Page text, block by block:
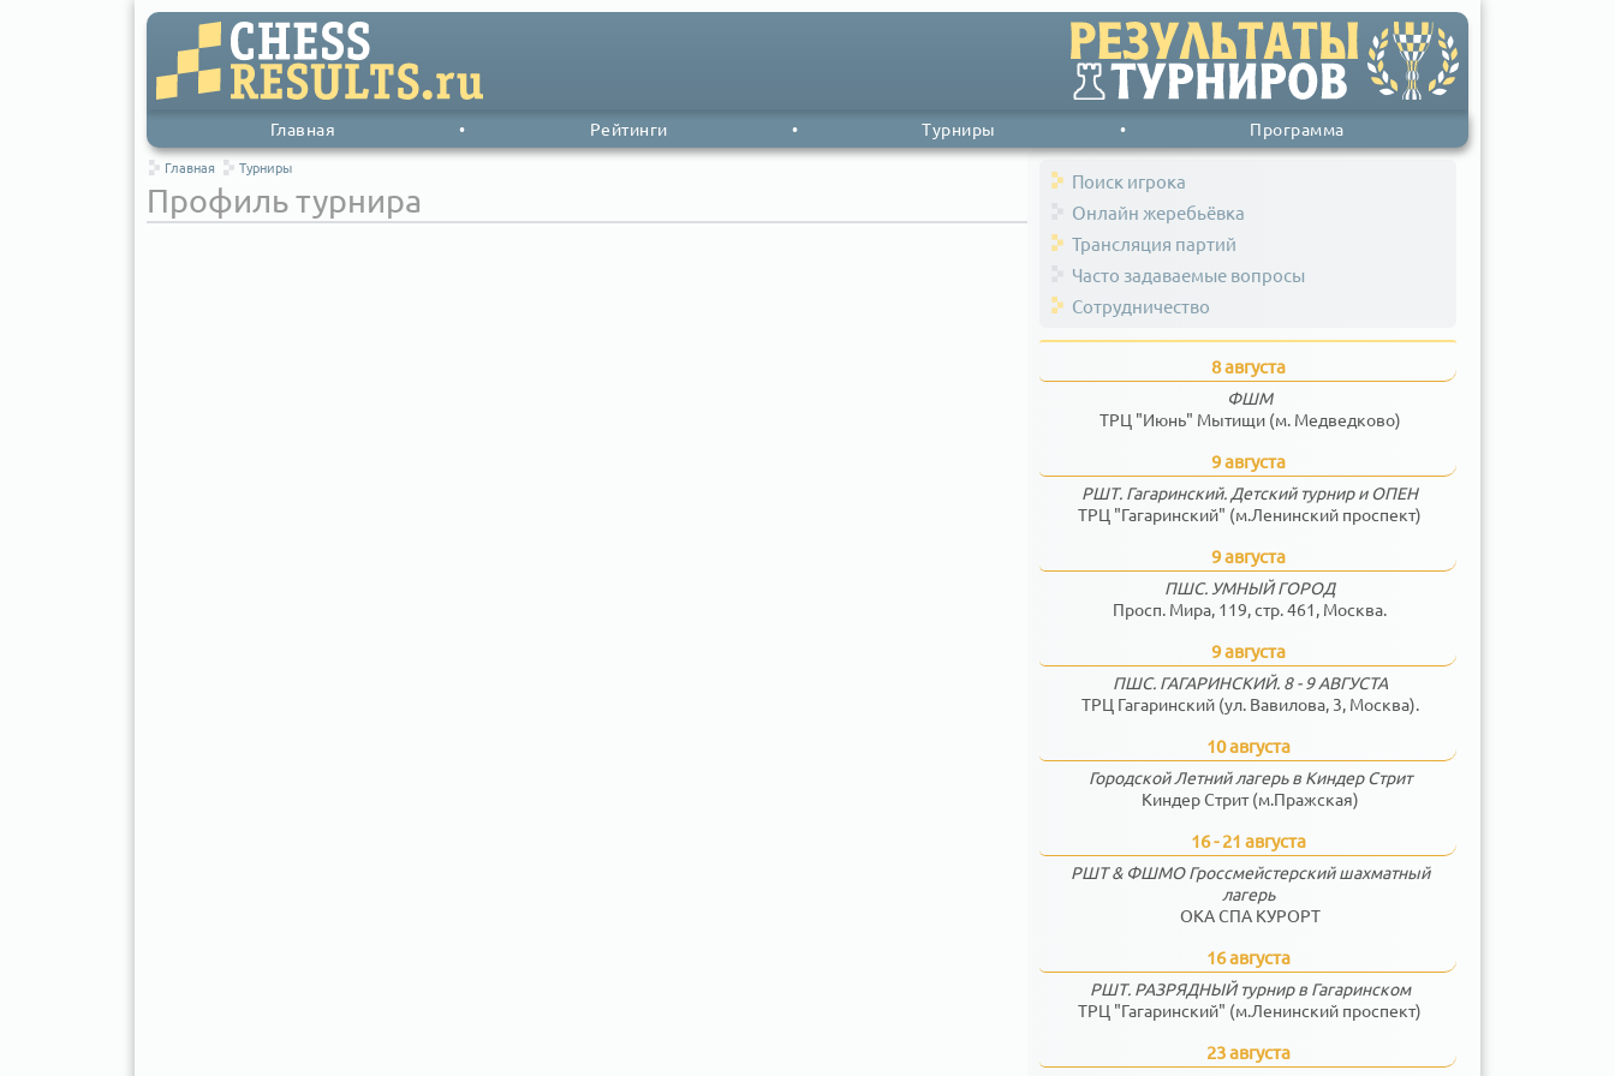
Главная • Рейтинги • Турниры • Программа
Главная Турниры
Профиль турнира
Поиск игрока
Онлайн жеребьёвка
Трансляция партий
Часто задаваемые вопросы
Сотрудничество
8 августа
ФШМ
ТРЦ "Июнь" Мытищи (м. Медведково)
9 августа
РШТ. Гагаринский. Детский турнир и ОПЕН
ТРЦ "Гагаринский" (м.Ленинский проспект)
9 августа
ПШС. УМНЫЙ ГОРОД
Просп. Мира, 119, стр. 461, Москва.
9 августа
ПШС. ГАГАРИНСКИЙ. 8 - 9 АВГУСТА
ТРЦ Гагаринский (ул. Вавилова, 3, Москва).
10 августа
Городской Летний лагерь в Киндер Стрит
Киндер Стрит (м.Пражская)
16 - 21 августа
РШТ & ФШМО Гроссмейстерский шахматный
лагерь
ОКА СПА КУРОРТ
16 августа
РШТ. РАЗРЯДНЫЙ турнир в Гагаринском
ТРЦ "Гагаринский" (м.Ленинский проспект)
23 августа